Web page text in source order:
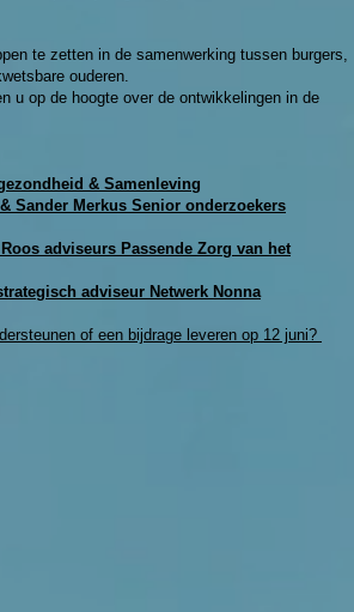
te zetten in de samenwerking tussen burgers,
ouderen.
u op de hoogte over de ontwikkelingen in de
& Samenleving
Sander Merkus Senior onderzoekers
adviseurs Passende Zorg van het
adviseur Netwerk Nonna
of een bijdrage leveren op 12 juni?